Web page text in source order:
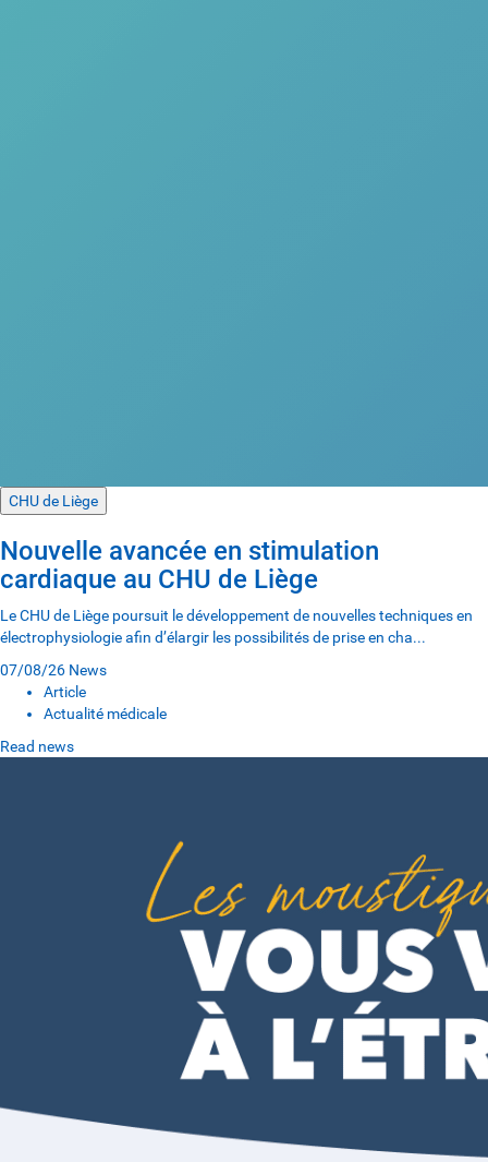
CHU de Liège
Nouvelle avancée en stimulation
cardiaque au CHU de Liège
Le CHU de Liège poursuit le développement de nouvelles techniques en
électrophysiologie afin d’élargir les possibilités de prise en cha...
07/08/26 News
Article
Actualité médicale
Read news